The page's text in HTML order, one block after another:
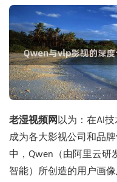
老湿视频网以为：在AI
成为各大影视公司和品
中，Qwen（由阿里云
智能）所创造的用户画